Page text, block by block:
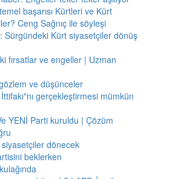
başarısı Kürtleri ve Kürt
Ceng Sağnıç ile söyleşi
Sürgündeki Kürt siyasetçiler dönüş
fırsatlar ve engeller | Uzman
ve düşünceler
gerçekleştirmesi mümkün
YENİ Parti kuruldu | Çözüm
dönecek
beklerken